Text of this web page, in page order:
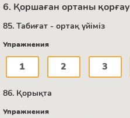
6. Қоршаған ортаны қорғау
85. Табиғат - ортақ үйіміз
Упражнения
1 2 3
86. Қорықта
Упражнения